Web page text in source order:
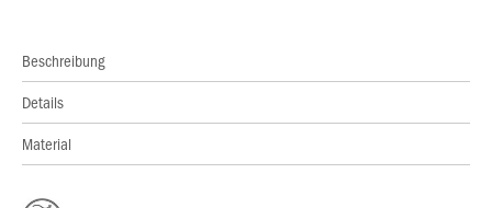
Beschreibung
Details
Material